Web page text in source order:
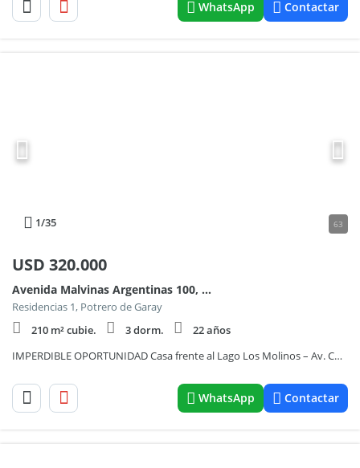
WhatsApp Contactar
1/35 63
USD 320.000
Avenida Malvinas Argentinas 100, Piso Car
Residencias 1, Potrero de Garay
210 m² cubie.
3 dorm.
22 años
IMPERDIBLE OPORTUNIDAD Casa frente al Lago Los Molinos – Av. Costanera, Potrero de Garay- 850
WhatsApp Contactar